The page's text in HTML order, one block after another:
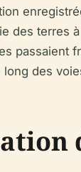
des terres
passaient
des